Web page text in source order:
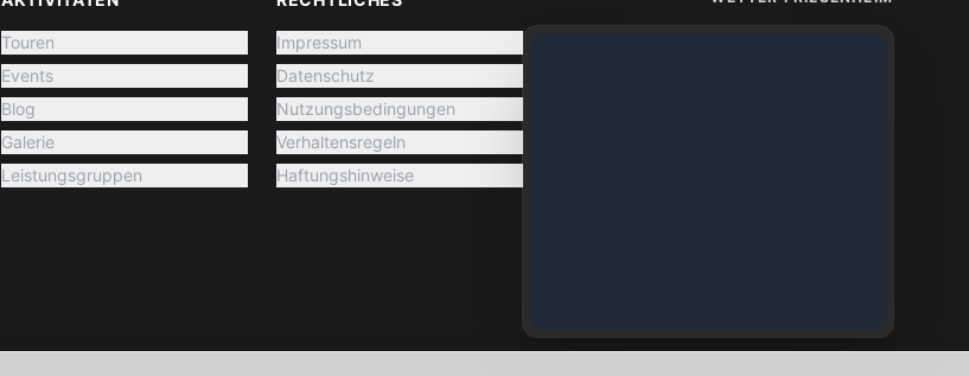
Touren
Events
Blog
Galerie
Leistungsgruppen
Impressum
Datenschutz
Nutzungsbedingungen
Verhaltensregeln
Haftungshinweise